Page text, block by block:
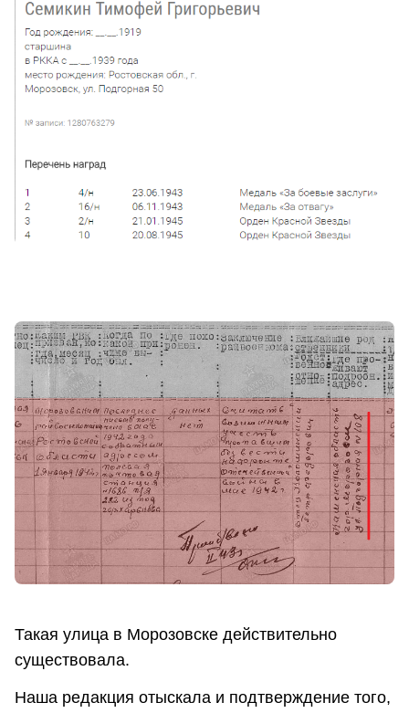
Такая улица в Морозовске действительно
существовала.
Наша редакция отыскала и подтверждение того,